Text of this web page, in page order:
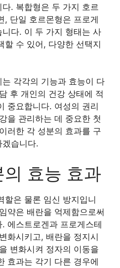
. 복합형은 두 가지 호르
, 단일 호르몬형은 프로게
다. 이 두 가지 형태는 사
할 수 있어, 다양한 선택지
각각의 기능과 효능이 다
후 개인의 건강 상태에 적
중요합니다. 여성의 권리
을 관리하는 데 중요한 첫
러한 각 성분의 효과를 구
습니다.
효능 효과
할은 물론 임신 방지입니
약은 배란을 억제함으로써
에스트로겐과 프로게스테
화시키고, 배란을 정지시
변화시켜 정자의 이동을
효과는 각기 다른 경우에